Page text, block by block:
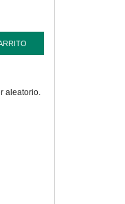
aleatorio.